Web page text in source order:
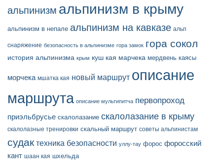
альпинизм альпинизм в крыму
альпинизм в непале альпинизм на кавказе альп
снаряжение безопасность в альпинизме гора замок гора сокол
история альпинизма крым куш кая марчека мердвень каясы
морчека мшатка кая новый маршрут описание
маршрута описание мультипитча первопроход
приэльбрусье скалолазание скалолазание в крыму
скалолазные тренировки скальный маршрут советы альпинистам
судак техника безопасности уллу-тау форос форосский
кант шаан кая шхельда